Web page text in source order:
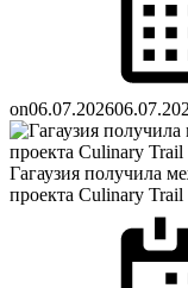
on06.07.2026
Гагаузия получила
проекта Culinary Trail